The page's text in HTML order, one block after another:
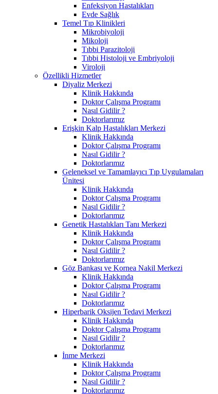
Enfeksiyon Hastalıkları
Evde Sağlık
Temel Tıp Klinikleri
Mikrobiyoloji
Mikoloji
Tıbbi Parazitoloji
Tıbbi Histoloji ve Embriyoloji
Viroloji
Özellikli Hizmetler
Diyaliz Merkezi
Klinik Hakkında
Doktor Çalışma Programı
Nasıl Gidilir ?
Doktorlarımız
Erişkin Kalp Hastalıkları Merkezi
Klinik Hakkında
Doktor Çalışma Programı
Nasıl Gidilir ?
Doktorlarımız
Geleneksel ve Tamamlayıcı Tıp Uygulamaları
Ünitesi
Klinik Hakkında
Doktor Çalışma Programı
Nasıl Gidilir ?
Doktorlarımız
Genetik Hastalıkları Tanı Merkezi
Klinik Hakkında
Doktor Çalışma Programı
Nasıl Gidilir ?
Doktorlarımız
Göz Bankası ve Kornea Nakil Merkezi
Klinik Hakkında
Doktor Çalışma Programı
Nasıl Gidilir ?
Doktorlarımız
Hiperbarik Oksijen Tedavi Merkezi
Klinik Hakkında
Doktor Çalışma Programı
Nasıl Gidilir ?
Doktorlarımız
İnme Merkezi
Klinik Hakkında
Doktor Çalışma Programı
Nasıl Gidilir ?
Doktorlarımız